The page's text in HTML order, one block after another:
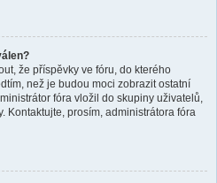
že příspěvky ve fóru, do kterého
než je budou moci zobrazit ostatní
fóra vložil do skupiny uživatelů,
Kontaktujte, prosím, administrátora fóra